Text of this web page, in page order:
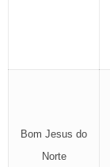
Bom Jesus do
Norte